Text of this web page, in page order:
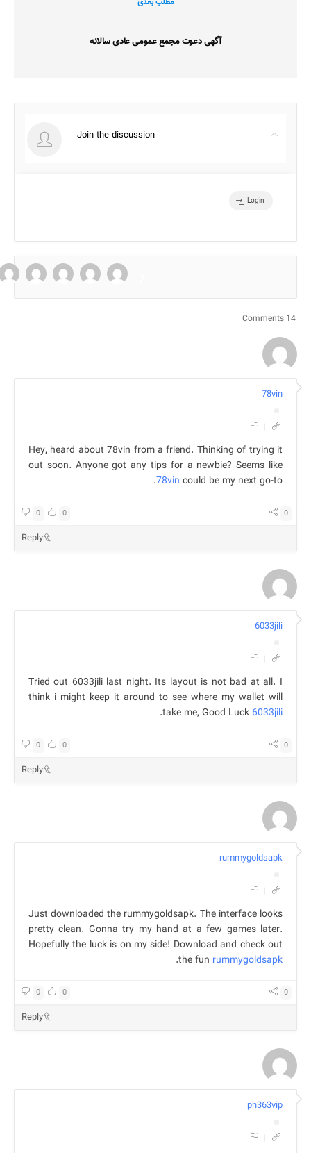
آگهی دعوت مجمع عمومی عادی سالانه
Join the discussion
Login
14 Comments
78vin
Hey, heard about 78vin from a friend. Thinking of trying it
out soon. Anyone got any tips for a newbie? Seems like
78vin could be my next go-to.
0
0 0
Reply
6033jili
Tried out 6033jili last night. Its layout is not bad at all. I
think i might keep it around to see where my wallet will
take me, Good Luck 6033jili
.
0
0 0
Reply
rummygoldsapk
Just downloaded the rummygoldsapk. The interface looks
pretty clean. Gonna try my hand at a few games later.
Hopefully the luck is on my side! Download and check out
the fun rummygoldsapk
.
0
0 0
Reply
ph363vip